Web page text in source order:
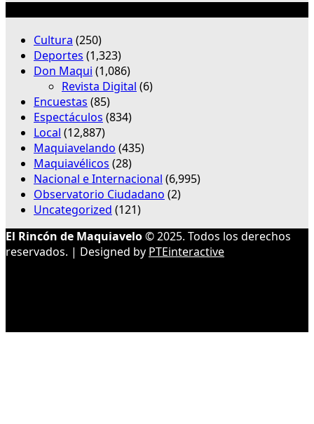
Cultura (250)
Deportes (1,323)
Don Maqui (1,086)
Revista Digital (6)
Encuestas (85)
Espectáculos (834)
Local (12,887)
Maquiavelando (435)
Maquiavélicos (28)
Nacional e Internacional (6,995)
Observatorio Ciudadano (2)
Uncategorized (121)
El Rincón de Maquiavelo© 2025. Todos los derechos
reservados. | Designed by PTEinteractive